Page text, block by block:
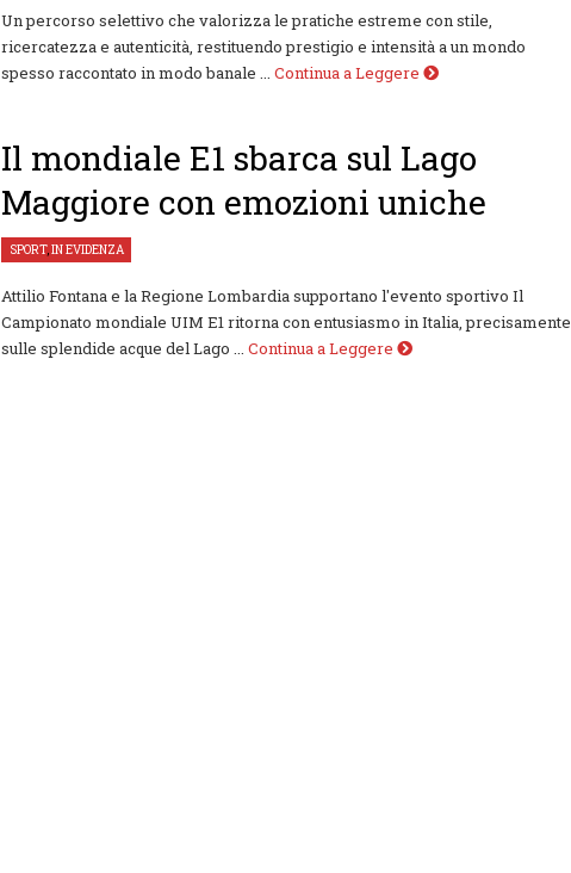
Un percorso selettivo che valorizza le pratiche estreme con stile,
ricercatezza e autenticità, restituendo prestigio e intensità a un mondo
spesso raccontato in modo banale ...
Continua a Leggere
Il mondiale E1 sbarca sul Lago
Maggiore con emozioni uniche
SPORT,IN EVIDENZA
Attilio Fontana e la Regione Lombardia supportano l'evento sportivo Il
Campionato mondiale UIM E1 ritorna con entusiasmo in Italia, precisamente
sulle splendide acque del Lago ... Continua a Leggere